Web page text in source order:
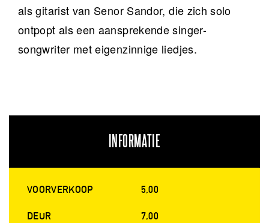
als gitarist van Senor Sandor, die zich solo
ontpopt als een aansprekende singer-
songwriter met eigenzinnige liedjes.
INFORMATIE
VOORVERKOOP 5,00
DEUR 7,00